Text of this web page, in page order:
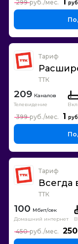
299
Тариф
ТТК
209 Каналов
Телевидение
1
399
Тариф
Всегда
ТТК
100
Домашний интернет
250
450